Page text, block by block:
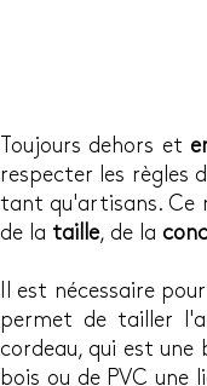
Toujours dehors et
respecter les règles
tant qu'artisans. Ce
de la taille, de la
Il est nécessaire
permet de tailler
cordeau, qui est
bois ou de PVC